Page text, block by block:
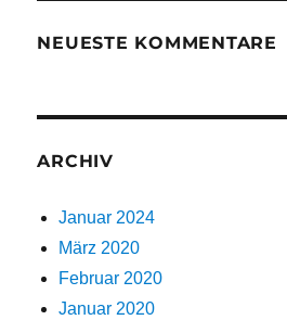
NEUESTE KOMMENTARE
ARCHIV
Januar 2024
März 2020
Februar 2020
Januar 2020